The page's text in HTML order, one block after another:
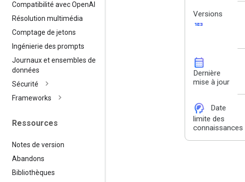
Compatibilité avec OpenAI
Résolution multimédia
Comptage de jetons
Ingénierie des prompts
Journaux et ensembles de
données
Sécurité
Frameworks
Ressources
Notes de version
Abandons
Bibliothèques
Versions
123
calendar_month
Dernière
mise à jour
cognition_2
Date
limite des
connaissances